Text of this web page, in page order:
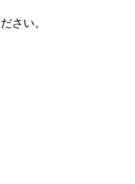
さい。